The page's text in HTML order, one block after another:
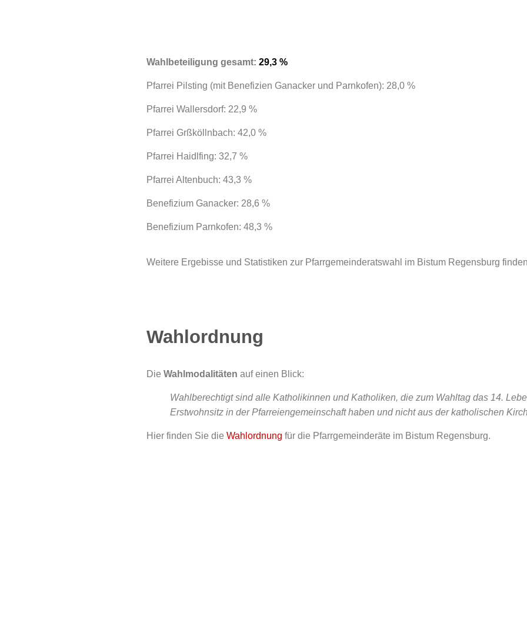
Wahlbeteiligung gesamt: 29,3 %
Pfarrei Pilsting (mit Benefizien Ganacker und Parnkofen): 28,0 %
Pfarrei Wallersdorf: 22,9 %
Pfarrei Grßköllnbach: 42,0 %
Pfarrei Haidlfing: 32,7 %
Pfarrei Altenbuch: 43,3 %
Benefizium Ganacker: 28,6 %
Benefizium Parnkofen: 48,3 %
Weitere Ergebisse und Statistiken zur Pfarrgemeinderatswahl im Bistum Regensburg
Wahlordnung
Die Wahlmodalitäten auf einen Blick:
Wahlberechtigt sind alle Katholikinnen und Katholiken, die zum Wahltag das 14.
Erstwohnsitz in der Pfarreiengemeinschaft haben und nicht aus der katholischen
Hier finden Sie die Wahlordnung für die Pfarrgemeinderäte im Bistum Regensburg.